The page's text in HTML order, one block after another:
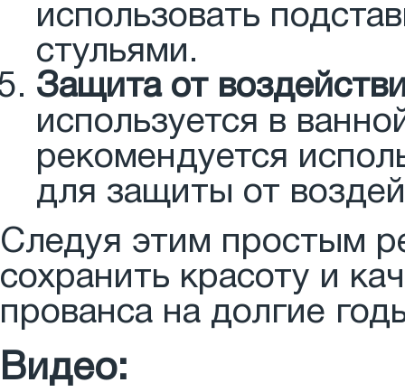
использовать
стульями.
Защита от
используется в
рекомендуется
для защиты от
Следуя этим простым
сохранить красоту и
прованса на долгие
Видео: